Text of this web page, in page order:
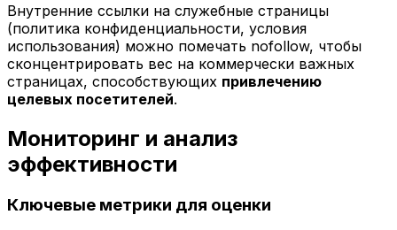
Внутренние ссылки на служебные страницы
(политика конфиденциальности, условия
использования) можно помечать nofollow, чтобы
сконцентрировать вес на коммерчески важных
страницах, способствующих привлечению
целевых посетителей.
Мониторинг и анализ
эффективности
Ключевые метрики для оценки